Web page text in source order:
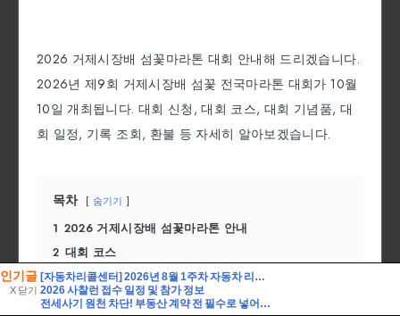
인기글
X 닫기
[자동차리콜센터] 2026년 8월 1주차 자동차 리콜 및 무상 수리 안내
2026 사찰런 접수 일정 및 참가 정보
전세사기 원천 차단! 부동산 계약 전 필수로 넣어야 할 특약 문구 5가지와 등기부등본 해독법